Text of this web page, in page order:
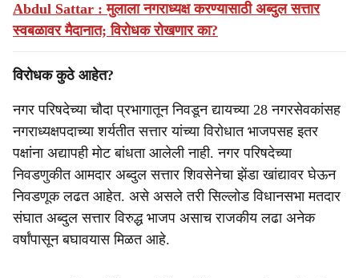
Abdul Sattar : मुलाला नगराध्यक्ष करण्यासाठी अब्दुल सत्तार
स्वबळावर मैदानात; विरोधक रोखणार का?
विरोधक कुठे आहेत?
नगर परिषदेच्या चौदा प्रभागातून निवडून द्यायच्या 28 नगरसेवकांसह
नगराध्यक्षपदाच्या शर्यतीत सत्तार यांच्या विरोधात भाजपसह इतर
पक्षांना अद्यापही मोट बांधता आलेली नाही. नगर परिषदेच्या
निवडणुकीत आमदार अब्दुल सत्तार शिवसेनेचा झेंडा खांद्यावर घेऊन
निवडणूक लढत आहेत. असे असले तरी सिल्लोड विधानसभा मतदार
संघात अब्दुल सत्तार विरुद्ध भाजप असाच राजकीय लढा अनेक
वर्षांपासून बघावयास मिळत आहे.